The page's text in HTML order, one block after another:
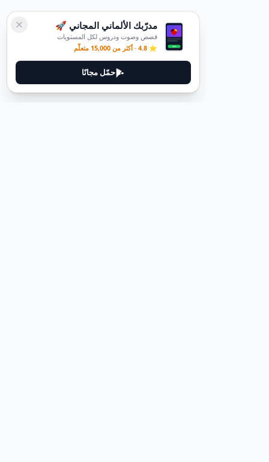
مدرّبك الألماني المجاني 🚀
قصص وصوت ودروس لكل المستويات
⭐ 4.8 · أكثر من 15,000 متعلّم
حمّل مجانًا